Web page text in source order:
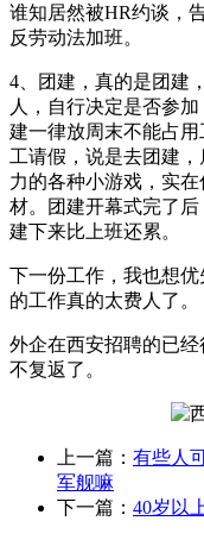
谁知居然被HR约谈，
反劳动法加班。
4、团建，真的是团建
人，自行决定是否参
建一律放周末不能占
工请假，说是去团建
力的各种小游戏，实
材。团建开幕式完了
建下来比上班还累。
下一份工作，我也想
的工作真的太费人了。
外企在西安招聘的已
不复返了。
上一篇： 有些人
军舰嘛
下一篇： 40岁以